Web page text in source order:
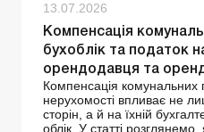
13.07.2026
Компенсація
бухоблік та податок
орендодавця та
Компенсація комунальних
нерухомості впливає не
сторін, а й на їхній
облік. У статті розглянемо,